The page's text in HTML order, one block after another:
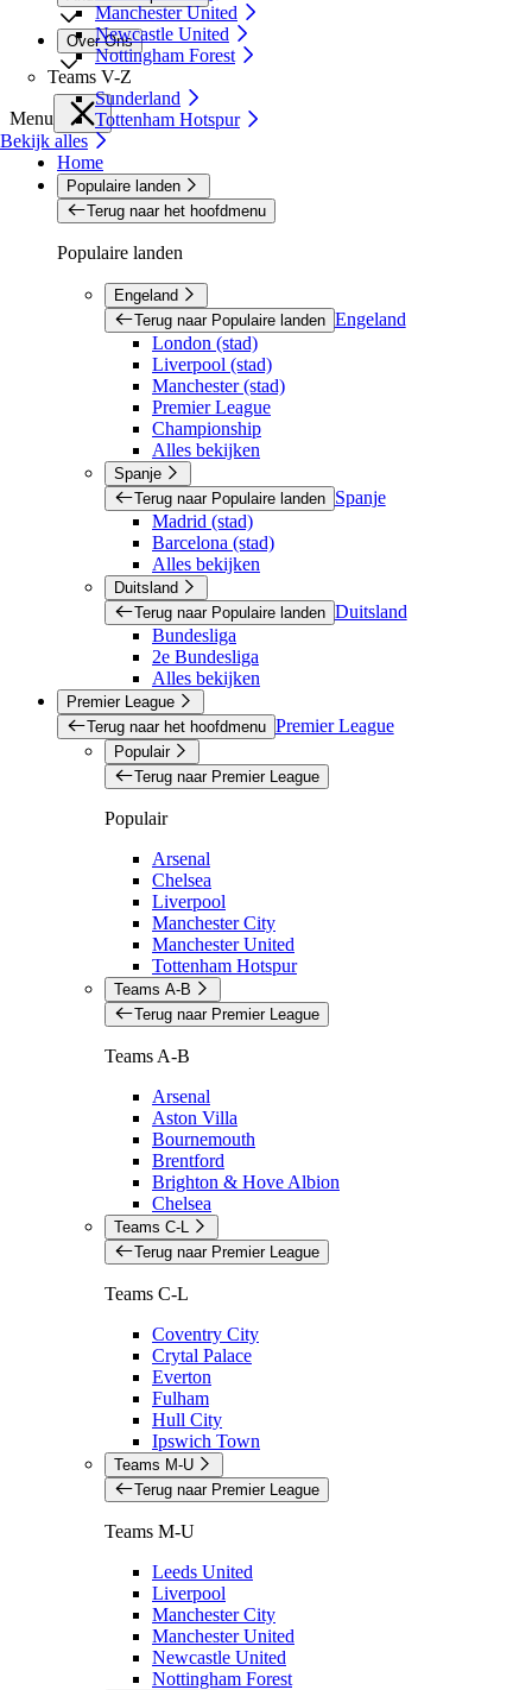
Manchester United
Newcastle United
Nottingham Forest
Teams V-Z
Sunderland
Tottenham Hotspur
Bekijk alles
Over Ons
Menu
Home
Populaire landen
Terug naar het hoofdmenu
Populaire landen
Engeland
Terug naar Populaire landen Engeland
London (stad)
Liverpool (stad)
Manchester (stad)
Premier League
Championship
Alles bekijken
Spanje
Terug naar Populaire landen
Spanje
Madrid (stad)
Barcelona (stad)
Alles bekijken
Duitsland
Terug naar Populaire landen Duitsland
Bundesliga
2e Bundesliga
Alles bekijken
Premier League
Terug naar het hoofdmenu Premier League
Populair
Terug naar Premier League
Populair
Arsenal
Chelsea
Liverpool
Manchester City
Manchester United
Tottenham Hotspur
Teams A-B
Terug naar Premier League
Teams A-B
Arsenal
Aston Villa
Bournemouth
Brentford
Brighton & Hove Albion
Chelsea
Teams C-L
Terug naar Premier League
Teams C-L
Coventry City
Crytal Palace
Everton
Fulham
Hull City
Ipswich Town
Teams M-U
Terug naar Premier League
Teams M-U
Leeds United
Liverpool
Manchester City
Manchester United
Newcastle United
Nottingham Forest